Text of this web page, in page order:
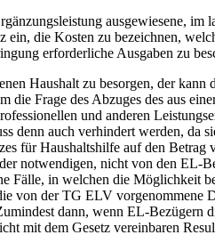
ausgewiesene,
die Kosten zu bezeichnen,
erforderliche Ausgaben zu
Haushalt zu besorgen, der
Frage des Abzuges des aus
und anderen
denn auch verhindert werden,
für Haushaltshilfe auf den
notwendigen, nicht von den EL-
in welchen die Möglichkeit
von der TG ELV
dann, wenn EL-
mit dem Gesetz vereinbaren